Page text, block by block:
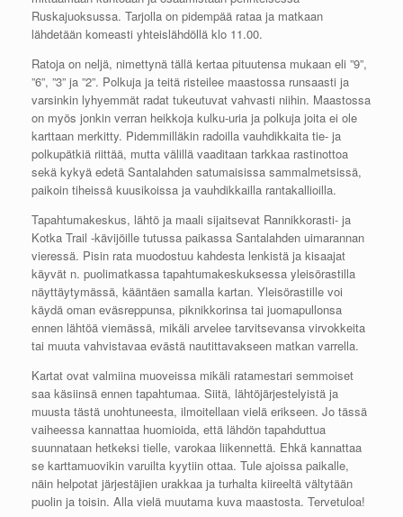
Ruskajuoksussa. Tarjolla on pidempää rataa ja matkaan
lähdetään komeasti yhteislähdöllä klo 11.00.
Ratoja on neljä, nimettynä tällä kertaa pituutensa mukaan eli ”9”,
”6”, ”3” ja ”2”. Polkuja ja teitä risteilee maastossa runsaasti ja
varsinkin lyhyemmät radat tukeutuvat vahvasti niihin. Maastossa
on myös jonkin verran heikkoja kulku-uria ja polkuja joita ei ole
karttaan merkitty. Pidemmilläkin radoilla vauhdikkaita tie- ja
polkupätkiä riittää, mutta välillä vaaditaan tarkkaa rastinottoa
sekä kykyä edetä Santalahden satumaisissa sammalmetsissä,
paikoin tiheissä kuusikoissa ja vauhdikkailla rantakallioilla.
Tapahtumakeskus, lähtö ja maali sijaitsevat Rannikkorasti- ja
Kotka Trail -kävijöille tutussa paikassa Santalahden uimarannan
vieressä. Pisin rata muodostuu kahdesta lenkistä ja kisaajat
käyvät n. puolimatkassa tapahtumakeskuksessa yleisörastilla
näyttäytymässä, kääntäen samalla kartan. Yleisörastille voi
käydä oman eväsreppunsa, piknikkorinsa tai juomapullonsa
ennen lähtöä viemässä, mikäli arvelee tarvitsevansa virvokkeita
tai muuta vahvistavaa evästä nautittavakseen matkan varrella.
Kartat ovat valmiina muoveissa mikäli ratamestari semmoiset
saa käsiinsä ennen tapahtumaa. Siitä, lähtöjärjestelyistä ja
muusta tästä unohtuneesta, ilmoitellaan vielä erikseen. Jo tässä
vaiheessa kannattaa huomioida, että lähdön tapahduttua
suunnataan hetkeksi tielle, varokaa liikennettä. Ehkä kannattaa
se karttamuovikin varuilta kyytiin ottaa. Tule ajoissa paikalle,
näin helpotat järjestäjien urakkaa ja turhalta kiireeltä vältytään
puolin ja toisin. Alla vielä muutama kuva maastosta. Tervetuloa!